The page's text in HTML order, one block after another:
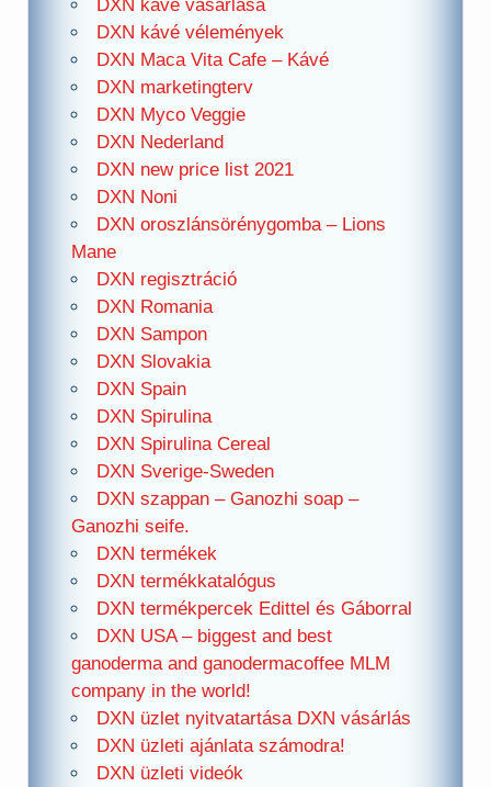
DXN kávé vásárlása
DXN kávé vélemények
DXN Maca Vita Cafe – Kávé
DXN marketingterv
DXN Myco Veggie
DXN Nederland
DXN new price list 2021
DXN Noni
DXN oroszlánsörénygomba – Lions
Mane
DXN regisztráció
DXN Romania
DXN Sampon
DXN Slovakia
DXN Spain
DXN Spirulina
DXN Spirulina Cereal
DXN Sverige-Sweden
DXN szappan – Ganozhi soap –
Ganozhi seife.
DXN termékek
DXN termékkatalógus
DXN termékpercek Edittel és Gáborral
DXN USA – biggest and best
ganoderma and ganodermacoffee MLM
company in the world!
DXN üzlet nyitvatartása DXN vásárlás
DXN üzleti ajánlata számodra!
DXN üzleti videók